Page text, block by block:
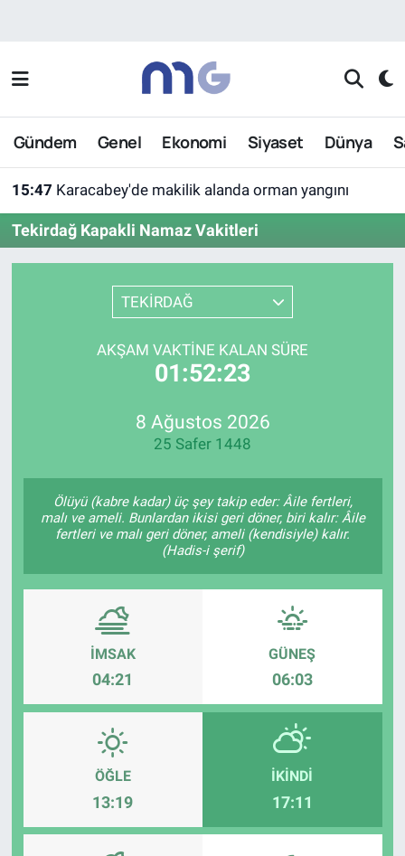
Gündem Genel Ekonomi Siyaset Dünya
15:47 Karacabey'de makilik alanda orman yangını
Tekirdağ Kapakli Namaz Vakitleri
TEKİRDAĞ
AKŞAM VAKTINE KALAN SÜRE
01:52:23
8 Ağustos 2026
25 Safer 1448
Ölüyü (kabre kadar) üç şey takip eder: Âile fertleri,
malı ve ameli. Bunlardan ikisi geri döner, biri kalır: Âile
fertleri ve malı geri döner, ameli (kendisiyle) kalır.
(Hadis-i şerif)
İMSAK
04:21
GÜNEŞ
06:03
ÖĞLE
13:19
İKINDI
17:11
Nöbetçi Eczaneler
Hava Durumu
Süper Lig Puan Durumu ve Fikstür
Tüm Manşetler
Son Dakika Haberleri